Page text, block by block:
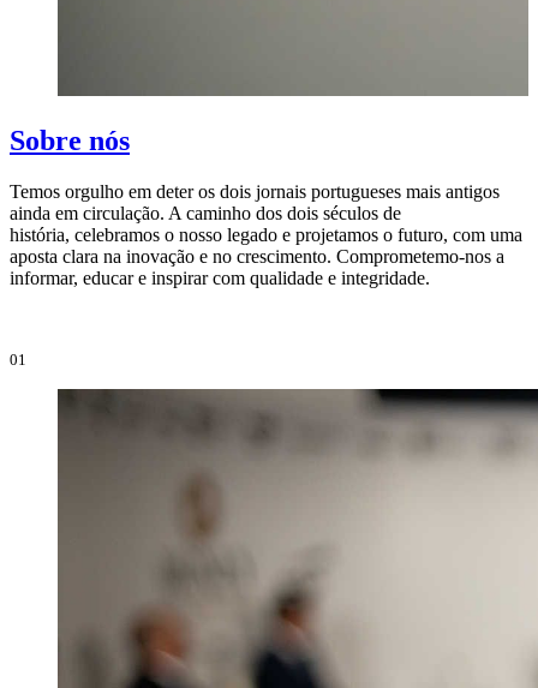
Sobre nós
Temos orgulho em deter os dois jornais portugueses mais antigos
ainda em circulação. A caminho dos dois séculos de
história, celebramos o nosso legado e projetamos o futuro, com uma
aposta clara na inovação e no crescimento. Comprometemo-nos a
informar, educar e inspirar com qualidade e integridade.
01